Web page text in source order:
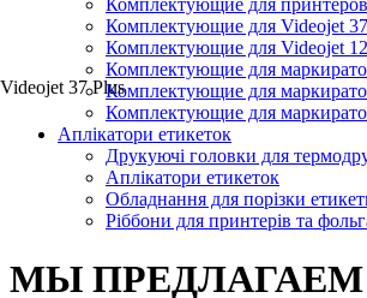
Комплектующие для
Комплектующие для Videojet
Комплектующие для Videojet
Комплектующие для
Комплектующие для
Комплектующие для
Аплікатори етикеток
Друкуючі головки для
Аплікатори етикеток
Обладнання для порізки
Ріббони для принтерів та
МЫ ПРЕДЛАГАЕМ
Videojet 37 Plus